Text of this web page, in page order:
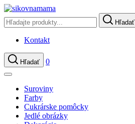
Hľadať
Kontakt
Hľadať 0
Suroviny
Farby
Cukrárske pomôcky
Jedlé obrázky